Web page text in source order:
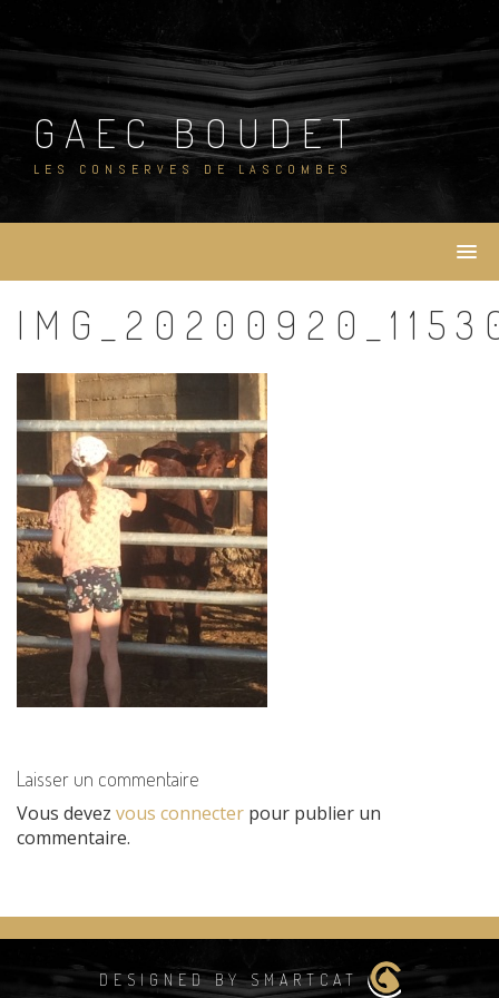
content
GAEC BOUDET
LES CONSERVES DE LASCOMBES
Laisser un commentaire
Vous devez vous connecter pour publier un
commentaire.
DESIGNED BY SMARTCAT